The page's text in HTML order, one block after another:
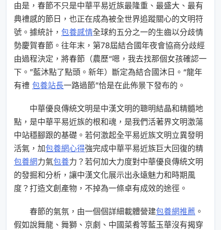
由是，春節不只是中華平易近族最隆重、最盛大、最有
典禮感的節日，也正在成為被全世界追蹤關心的文明符
號。據統計， 包養感情全球約五分之一的生齒以分歧情
勢慶賀春節。往年末，第78屆結合國年夜會協商分歧經
由過程決定，將春節（農歷“嗯，我去找那個女孩確認一
下。”藍沐點了點頭。新年）斷定為結合國沐日。“龍年
有禮 包養站長一路過節”恰是在此佈景下發布的。
中華優良傳統文明是中漢文明的聰明結晶和精髓地
點，是中華平易近族的根和魂，是我們活著界文明激蕩
中站穩腳跟的基礎。若何激起全平易近族文明立異發明
活氣，加包養網心得強完成中華平易近族巨大回復的精
包養網力氣包養力？若何加大力度對中華優良傳統文明
的發掘和分析，讓中漢文化展示出永遠魅力和時期風
度？打造文創產物，不掉為一條卓有成效的途徑。
春節的氣氛，由一個個詳細載體營建包養網推薦 。
假如說舞龍、舞獅、京劇、中國菜肴等藍玉華沒有揭穿